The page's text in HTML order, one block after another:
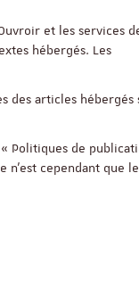
et les services
hébergés. Les
des articles hébergés
Politiques de
n’est cependant que